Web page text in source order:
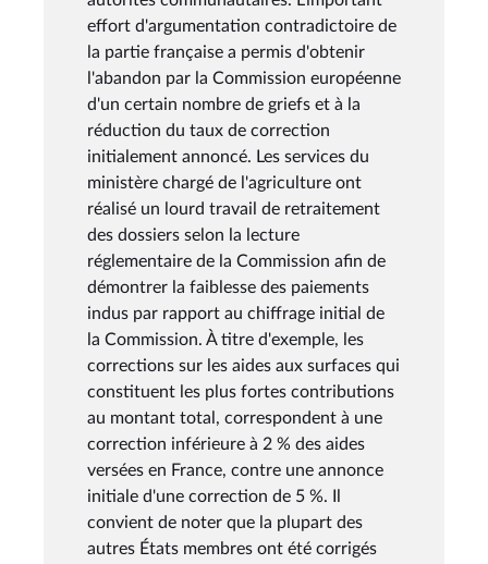
effort d'argumentation contradictoire de
la partie française a permis d'obtenir
l'abandon par la Commission européenne
d'un certain nombre de griefs et à la
réduction du taux de correction
initialement annoncé. Les services du
ministère chargé de l'agriculture ont
réalisé un lourd travail de retraitement
des dossiers selon la lecture
réglementaire de la Commission afin de
démontrer la faiblesse des paiements
indus par rapport au chiffrage initial de
la Commission. À titre d'exemple, les
corrections sur les aides aux surfaces qui
constituent les plus fortes contributions
au montant total, correspondent à une
correction inférieure à 2 % des aides
versées en France, contre une annonce
initiale d'une correction de 5 %. Il
convient de noter que la plupart des
autres États membres ont été corrigés